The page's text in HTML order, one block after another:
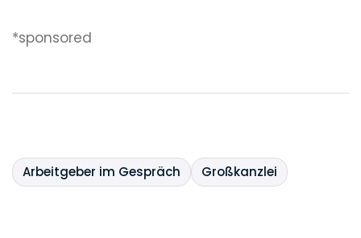
*sponsored
Arbeitgeber im Gespräch Großkanzlei